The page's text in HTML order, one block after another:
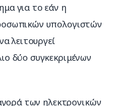
για το εάν η
υπολογιστών
λειτουργεί
δύο συγκεκριμένων
των ηλεκτρονικών